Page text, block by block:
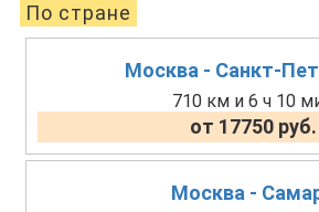
По стране
Москва - Санкт-
710 км и 6 ч 10
от 17750 руб.
Москва -